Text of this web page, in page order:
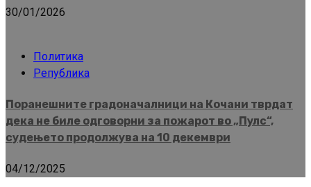
30/01/2026
Политика
Република
Поранешните градоначалници на Кочани тврдат
дека не биле одговорни за пожарот во „Пулс“,
судењето продолжува на 10 декември
04/12/2025